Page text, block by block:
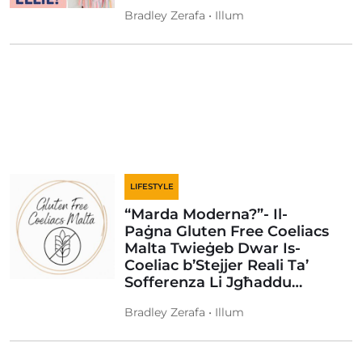
Bradley Zerafa • Illum
LIFESTYLE
“Marda Moderna?”- Il-
Paġna Gluten Free Coeliacs
Malta Twieġeb Dwar Is-
Coeliac b’Stejjer Reali Ta’
Sofferenza Li Jgħaddu…
Bradley Zerafa • Illum